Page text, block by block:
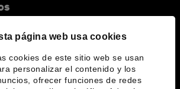
página web usa cookies
cookies de este sitio web se usan
personalizar el contenido y los
ofrecer funciones de redes
el Foro